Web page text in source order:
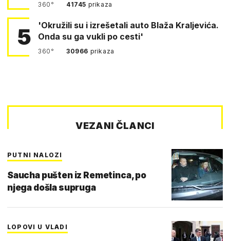
360° 41745 prikaza
5
'Okružili su i izrešetali auto Blaža Kraljevića.
Onda su ga vukli po cesti'
360° 30966 prikaza
VEZANI ČLANCI
PUTNI NALOZI
Saucha pušten iz Remetinca, po
njega došla supruga
LOPOVI U VLADI